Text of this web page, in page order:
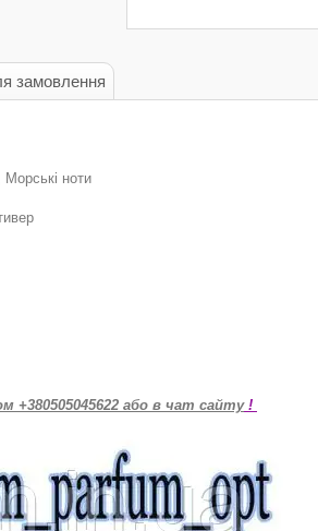
замовлення
ноти
+380505045622 або в чат сайту!